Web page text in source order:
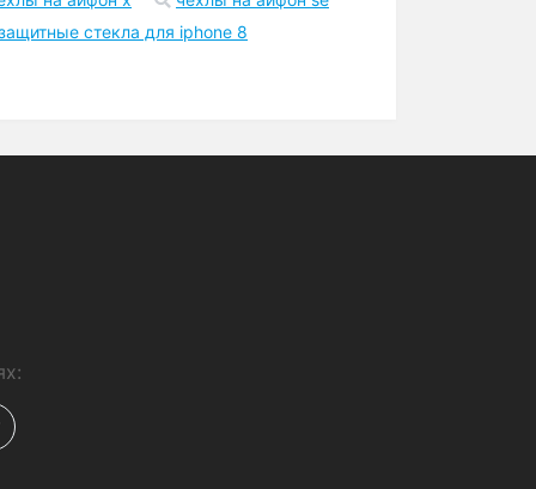
на айфон 7